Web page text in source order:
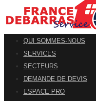
QUI SOMMES-NOUS
SERVICES
SECTEURS
DEMANDE DE DEVIS
ESPACE PRO